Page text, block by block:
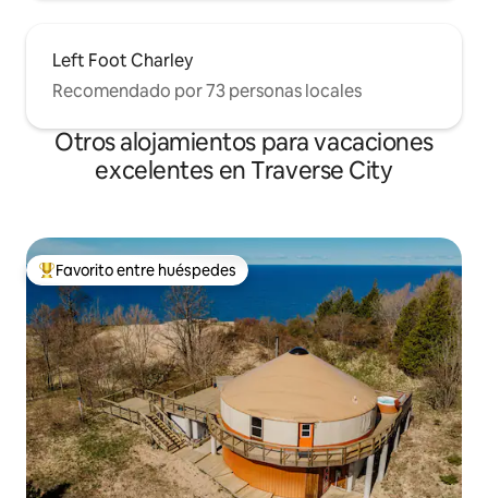
Left Foot Charley
Recomendado por 73 personas locales
Otros alojamientos para vacaciones
excelentes en Traverse City
Favorito entre huéspedes preferido
Favorito entre huéspedes